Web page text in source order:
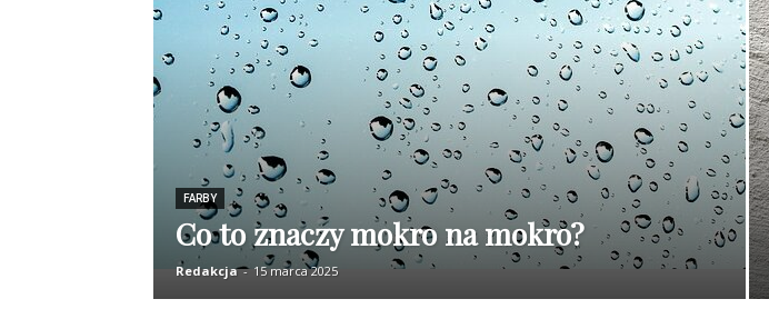
FARBY
Co to znaczy mokro na mokro?
Redakcja - 15 marca 2025